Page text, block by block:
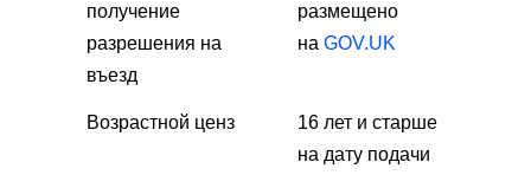
получение
разрешения на
въезд
размещено
на GOV.UK
Возрастной ценз
16 лет и старше
на дату подачи